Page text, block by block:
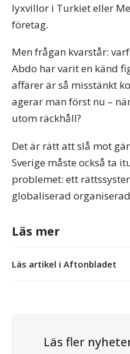
lyxvillor i Turkiet eller
företag.
Men frågan kvarstår:
Abdo har varit en känd
affärer är så misstänkt
agerar man först nu –
utom räckhåll?
Det är rätt att slå mot
Sverige måste också ta
problemet: ett
globaliserad
Läs mer
Läs artikel i Aftonbladet
Läs fler